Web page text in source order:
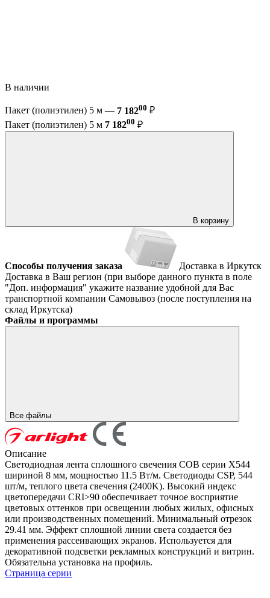
В наличии
Пакет (полиэтилен) 5 м — 7 18200 ₽
Пакет (полиэтилен) 5 м 7 18200 ₽
В корзину
Способы получения заказа
Доставка в Иркутск
Доставка в Ваш регион (при выборе данного пункта в поле
"Доп. информация" укажите название удобной для Вас
транспортной компании Самовывоз (после поступления на
склад Иркутска)
Файлы и программы
Все файлы
Описание
Светодиодная лента сплошного свечения COB серии X544
шириной 8 мм, мощностью 11.5 Вт/м. Светодиоды CSP, 544
шт/м, теплого цвета свечения (2400K). Высокий индекс
цветопередачи CRI>90 обеспечивает точное восприятие
цветовых оттенков при освещении любых жилых, офисных
или производственных помещений. Минимальный отрезок
29.41 мм. Эффект сплошной линии света создается без
применения рассеивающих экранов. Используется для
декоративной подсветки рекламных конструкций и витрин.
Обязательна установка на профиль.
Страница серии